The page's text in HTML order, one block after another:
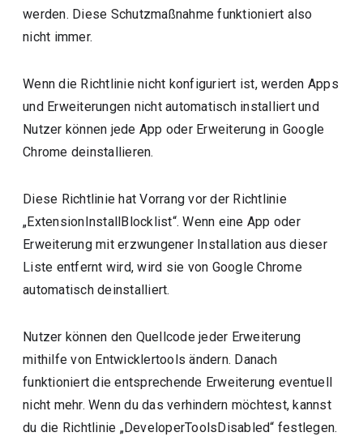
werden. Diese Schutzmaßnahme funktioniert also
nicht immer.
Wenn die Richtlinie nicht konfiguriert ist, werden Apps
und Erweiterungen nicht automatisch installiert und
Nutzer können jede App oder Erweiterung in Google
Chrome deinstallieren.
Diese Richtlinie hat Vorrang vor der Richtlinie
„ExtensionInstallBlocklist“. Wenn eine App oder
Erweiterung mit erzwungener Installation aus dieser
Liste entfernt wird, wird sie von Google Chrome
automatisch deinstalliert.
Nutzer können den Quellcode jeder Erweiterung
mithilfe von Entwicklertools ändern. Danach
funktioniert die entsprechende Erweiterung eventuell
nicht mehr. Wenn du das verhindern möchtest, kannst
du die Richtlinie „DeveloperToolsDisabled“ festlegen.